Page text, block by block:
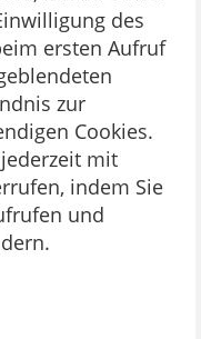
des
ersten Aufruf
zur
Cookies.
mit
indem Sie
und